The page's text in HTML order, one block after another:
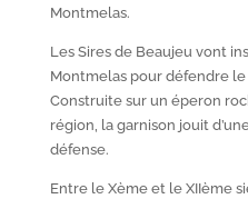
Montmelas.
Les Sires de Beaujeu vont
Montmelas pour défendre
Construite sur un éperon
région, la garnison jouit
défense.
Entre le Xèmeet le XIIème